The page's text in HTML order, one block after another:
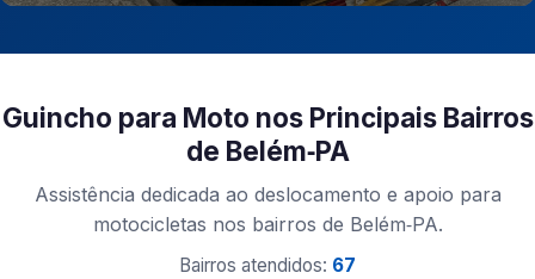
Guincho para Moto nos Principais Bairros
de Belém‑PA
Assistência dedicada ao deslocamento e apoio para
motocicletas nos bairros de Belém‑PA.
Bairros atendidos: 67